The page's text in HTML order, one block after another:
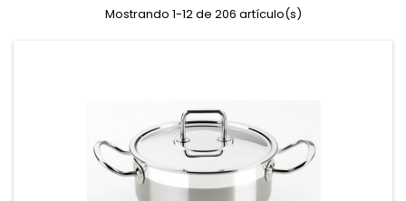
Mostrando 1-12 de 206 artículo(s)